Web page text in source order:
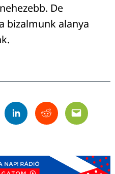
De
bizalmunk alanya
LinkedinRedditEmail